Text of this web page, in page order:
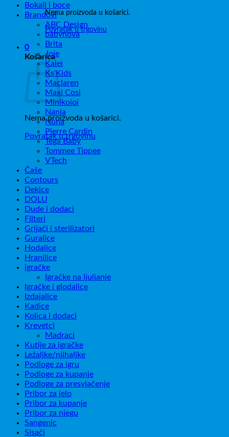
Nema proizvoda u košarici.
Povratak u trgovinu
0
Košarica
Nema proizvoda u košarici.
Povratak u trgovinu
Bokali i boce
Brandovi
ABC Design
babynova
Brita
Joie
Kalei
Ks'Kids
Maclaren
Maxi Cosi
Minikoioi
Nania
Nuna
Pierre Cardin
Tega Baby
Tommee Tippee
VTech
Čaše
Contours
Dekice
DOLU
Dude i dodaci
Filteri
Grijači i sterilizatori
Guralice
Hodalice
Hranilice
igračke
Igračke na ljuljanje
Igračke i glodalice
Izdajalice
Kadice
Kolica i dodaci
Krevetci
Madraci
Kutije za igračke
Ležaljke/njihaljke
Podloge za igru
Podloge za kupanje
Podloge za presvlačenje
Pribor za jelo
Pribor za kupanje
Pribor za njegu
Sangenic
Sisači